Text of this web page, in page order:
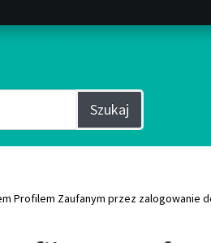
Szukaj
Profilem Zaufanym przez zalogowanie